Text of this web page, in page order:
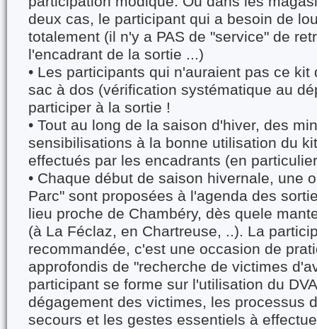
deux cas, le participant qui a besoin de
totalement (il n'y a PAS de "service" de
l'encadrant de la sortie ...)
• Les participants qui n'auraient pas ce
sac à dos (vérification systématique au
participer à la sortie !
• Tout au long de la saison d'hiver, des
sensibilisations à la bonne utilisation du
effectués par les encadrants (en
• Chaque début de saison hivernale, une
Parc" sont proposées à l'agenda des
lieu proche de Chambéry, dès quele
(à La Féclaz, en Chartreuse, ..). La
recommandée, c'est une occasion de
approfondis de "recherche de victimes
participant se forme sur l'utilisation du
dégagement des victimes, les processus
secours et les gestes essentiels à